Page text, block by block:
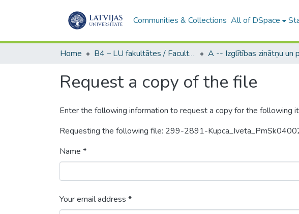
Communities & Collections All of DSpace
Home B4 – LU fakultātes / Faculties of the UL
Request a copy of the file
Enter the following information to request a copy for the following
Requesting the following file: 299-2891-
Name *
Your email address *